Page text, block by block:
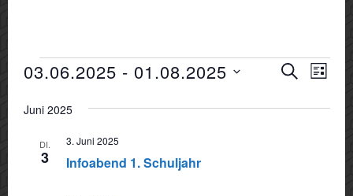
Veranstaltungen
und
SUCHE
LISTE
03.06.2025 - 01.08.2025
wählen.
Juni 2025
DI.
3 Infoabend 1. Schuljahr
3. Juni 2025